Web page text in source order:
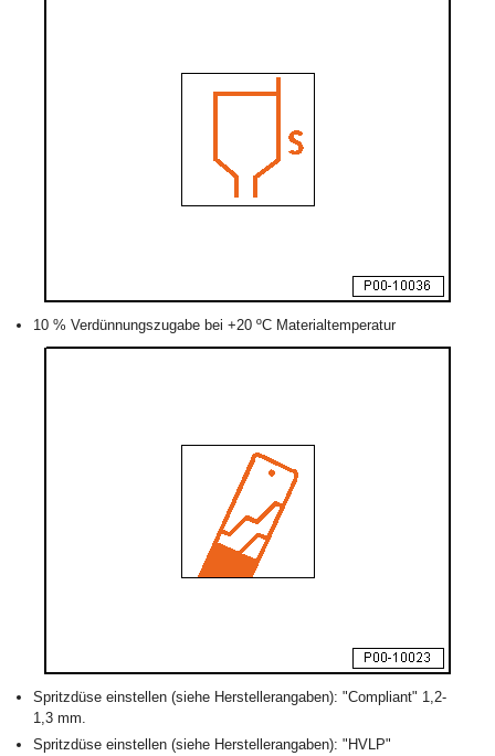
10 % Verdünnungszugabe bei +20 ºC Materialtemperatur
Spritzdüse einstellen (siehe Herstellerangaben): "Compliant" 1,2-
1,3 mm.
Spritzdüse einstellen (siehe Herstellerangaben): "HVLP"